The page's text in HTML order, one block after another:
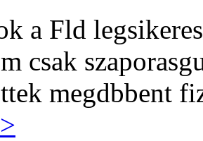
a Fld
csak
megdbbent